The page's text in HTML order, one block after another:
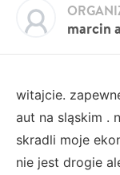
marcin
witajcie.
aut na sląskim .
skradli moje
nie jest drogie